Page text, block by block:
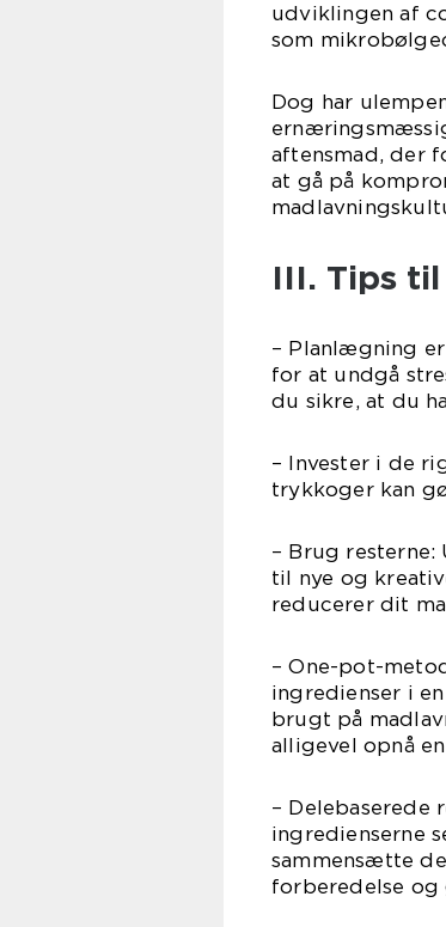
udviklingen af
som
Dog har
aftensmad, der
at gå på
III. Tips
– Planlægning
for at undgå
du sikre, at du
– Invester i de
trykkoger kan
– Brug
til nye og
reducerer dit
– One-pot-
ingredienser i
brugt på
alligevel opnå
– Delebaserede
ingredienserne
sammensætte
forberedelse og